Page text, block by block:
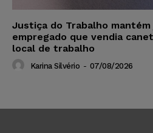
Justiça do Trabalho
empregado que vendia
local de trabalho
Karina Silvério - 07/08/2026